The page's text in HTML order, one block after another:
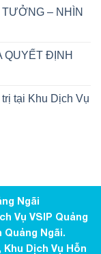
– NHÌN
QUYẾT ĐỊNH
tại Khu Dịch Vụ
Ngãi
Vụ VSIP Quảng
Quảng Ngãi.
Dịch Vụ Hỗn